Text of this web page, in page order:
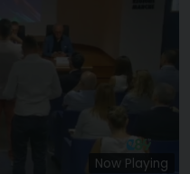
Now Playing